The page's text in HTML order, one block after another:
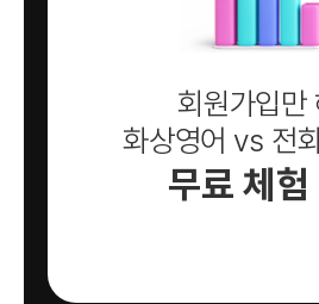
회원가입만
화상영어 vs 전
무료 체험